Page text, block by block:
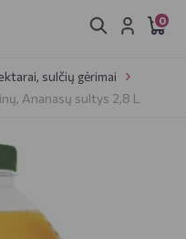
0
sulčių gėrimai
Ananasų sultys 2,8 L